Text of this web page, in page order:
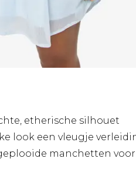
etherische silhouet
look een vleugje
manchetten